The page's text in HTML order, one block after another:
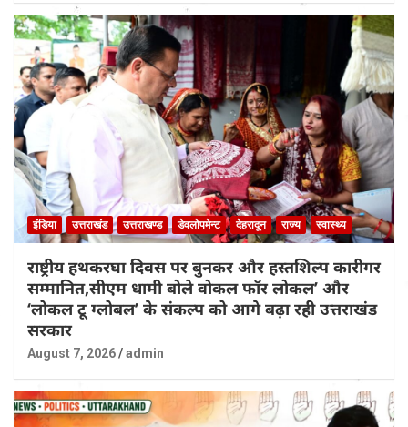
इंडिया उत्तराखंड उत्तराखण्ड डेवलोपमेन्ट देहरादून राज्य स्वास्थ्य
राष्ट्रीय हथकरघा दिवस पर बुनकर और हस्तशिल्प कारीगर
सम्मानित,सीएम धामी बोले वोकल फॉर लोकल’ और
‘लोकल टू ग्लोबल’ के संकल्प को आगे बढ़ा रही उत्तराखंड
सरकार
August 7, 2026 admin